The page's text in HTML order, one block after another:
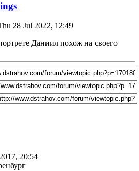
28 Jul 2022, 12:49
Даниил похож на своего
20:54